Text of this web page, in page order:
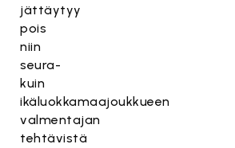
jättäytyy
pois
niin
seura-
kuin
ikäluokkamaajoukkueen
valmentajan
tehtävistä